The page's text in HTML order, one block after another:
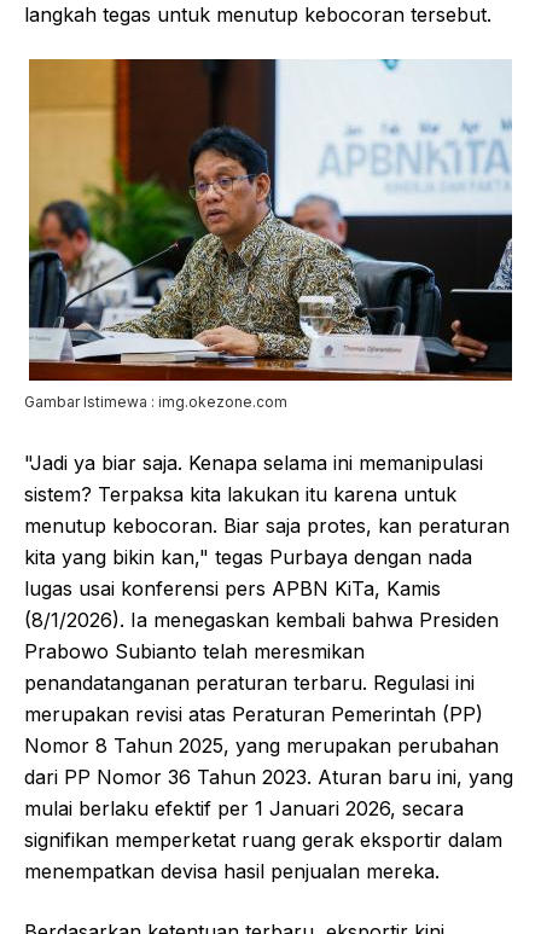
langkah tegas untuk menutup kebocoran tersebut.
Gambar Istimewa : img.okezone.com
"Jadi ya biar saja. Kenapa selama ini memanipulasi
sistem? Terpaksa kita lakukan itu karena untuk
menutup kebocoran. Biar saja protes, kan peraturan
kita yang bikin kan," tegas Purbaya dengan nada
lugas usai konferensi pers APBN KiTa, Kamis
(8/1/2026). Ia menegaskan kembali bahwa Presiden
Prabowo Subianto telah meresmikan
penandatanganan peraturan terbaru. Regulasi ini
merupakan revisi atas Peraturan Pemerintah (PP)
Nomor 8 Tahun 2025, yang merupakan perubahan
dari PP Nomor 36 Tahun 2023. Aturan baru ini, yang
mulai berlaku efektif per 1 Januari 2026, secara
signifikan memperketat ruang gerak eksportir dalam
menempatkan devisa hasil penjualan mereka.